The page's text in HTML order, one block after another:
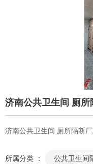
济南公共卫生间 厕所
济南公共卫生间 厕所隔断
所属分类 ： 公共卫生间